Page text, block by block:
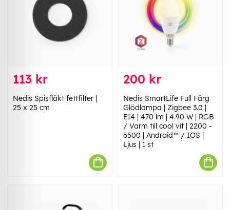
113 kr
Nedis Spisfläkt fettfilter |
25 x 25 cm
200 kr
Nedis SmartLife Full Färg
Glödlampa | Zigbee 3.0 |
E14 | 470 lm | 4.90 W | RGB
/ Varm till cool vit | 2200 -
6500 | Android™ / IOS |
Ljus | 1 st